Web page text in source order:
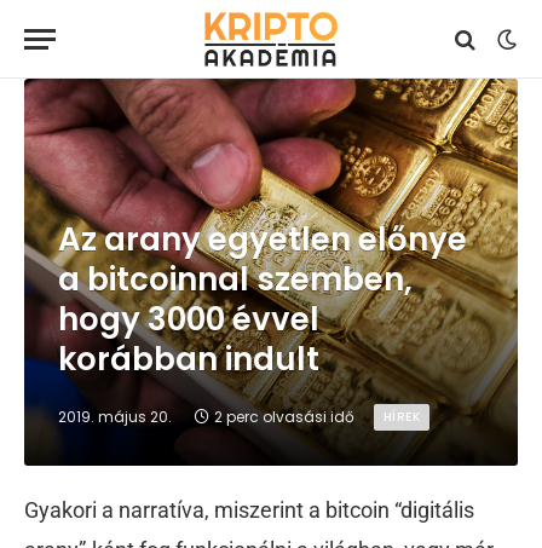
Az arany egyetlen előnye
a bitcoinnal szemben,
hogy 3000 évvel
korábban indult
2019. május 20. 2 perc olvasási idő HÍREK
Gyakori a narratíva, miszerint a bitcoin “digitális